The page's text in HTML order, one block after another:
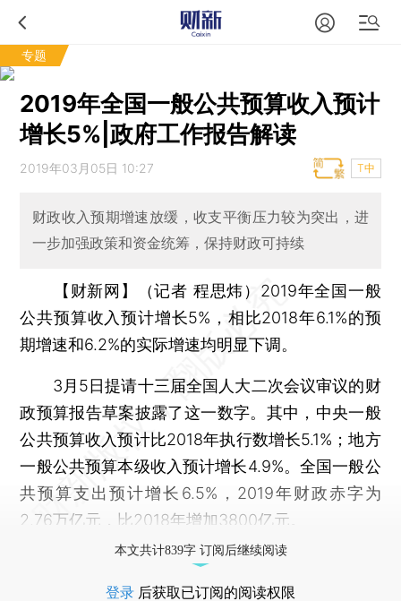
专题
2019年全国一般公共预算收入预计
增长5%|政府工作报告解读
2019年03月05日 10:27 T中
财政收入预期增速放缓，收支平衡压力较为突出，进
一步加强政策和资金统筹，保持财政可持续
【财新网】（记者 程思炜） 2019年全国一般
公共预算收入预计增长5%，相比2018年6.1%的预
期增速和6.2%的实际增速均明显下调。
3月5日提请十三届全国人大二次会议审议的财
政预算报告草案披露了这一数字。其中，中央一般
公共预算收入预计比2018年执行数增长5.1%；地方
一般公共预算本级收入预计增长4.9%。全国一般公
共预算支出预计增长6.5%，2019年财政赤字为
2.76万亿元，比2018年增加3800亿元。
本文共计839字 订阅后继续阅读
登录 后获取已订阅的阅读权限